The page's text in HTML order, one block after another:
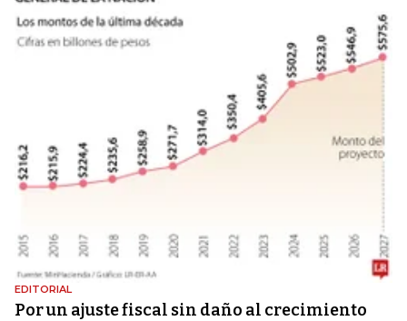
EDITORIAL
Por un ajuste fiscal sin daño al crecimiento